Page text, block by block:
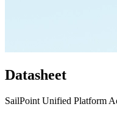
Datasheet
SailPoint Unified Platform